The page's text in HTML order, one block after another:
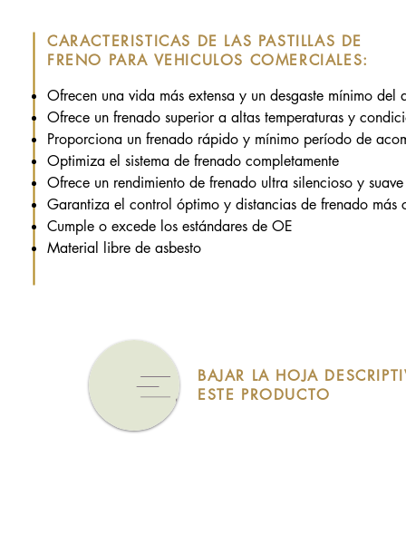
CARACTERISTICAS DE LAS PASTILLAS DE
FRENO PARA VEHICULOS COMERCIALES:
Ofrecen una vida más extensa y un desgaste mínimo del
Ofrece un frenado superior a altas temperaturas y
Proporciona un frenado rápido y mínimo período de
Optimiza el sistema de frenado completamente
Ofrece un rendimiento de frenado ultra silencioso y suave
Garantiza el control óptimo y distancias de frenado más
Cumple o excede los estándares de OE
Material libre de asbesto
BAJAR LA HOJA
ESTE PRODUCTO